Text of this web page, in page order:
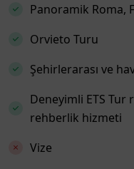
Panoramik Roma,
Orvieto Turu
Şehirlerarası ve
Deneyimli ETS
rehberlik hizmeti
Vize